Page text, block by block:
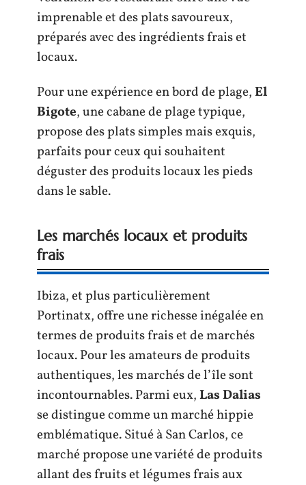
imprenable et des plats savoureux,
préparés avec des ingrédients frais et
locaux.
Pour une expérience en bord de plage,El
Bigote, une cabane de plage typique,
propose des plats simples mais exquis,
parfaits pour ceux qui souhaitent
déguster des produits locaux les pieds
dans le sable.
Les marchés locaux et produits
frais
Ibiza, et plus particulièrement
Portinatx, offre une richesse inégalée en
termes de produits frais et de marchés
locaux. Pour les amateurs de produits
authentiques, les marchés de l’île sont
incontournables. Parmi eux,Las Dalias
se distingue comme un marché hippie
emblématique. Situé à San Carlos, ce
marché propose une variété de produits
allant des fruits et légumes frais aux